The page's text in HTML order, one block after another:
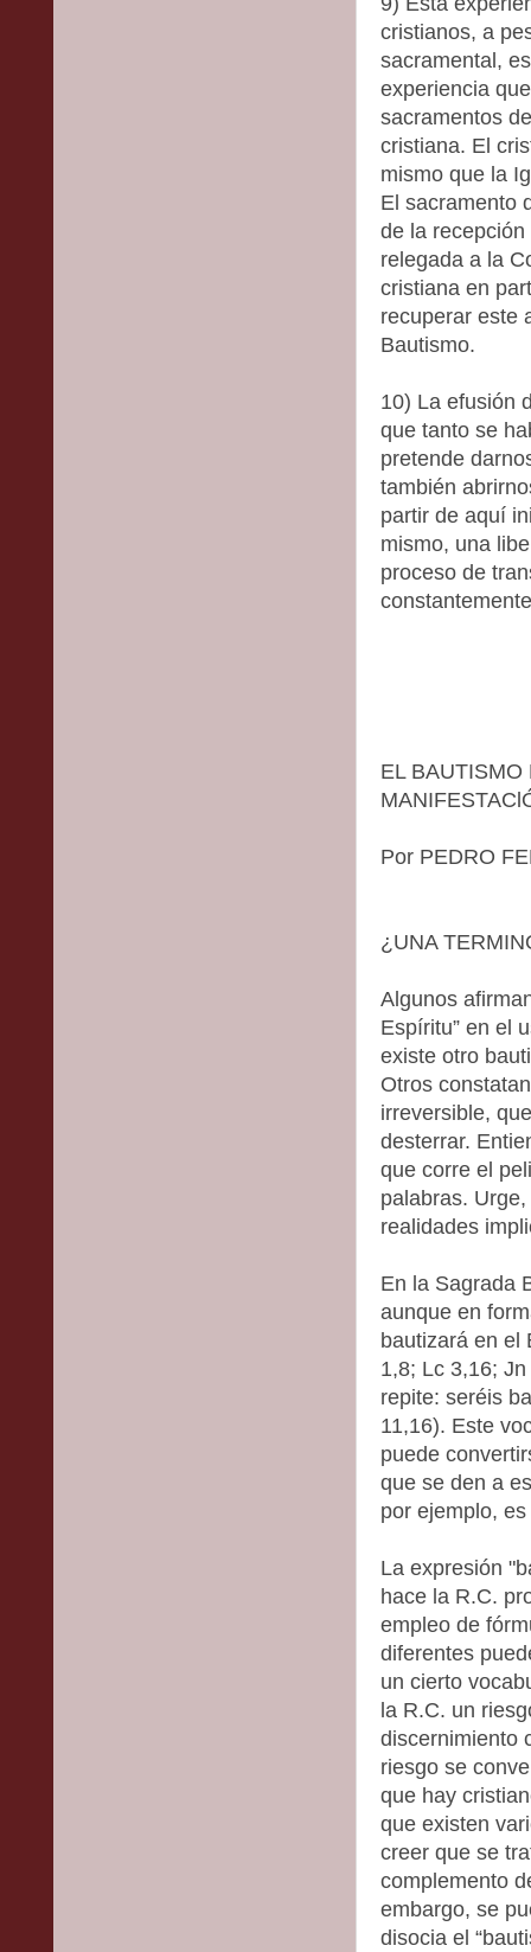
cristianos, a
sacramental,
experiencia
sacramentos
cristiana. El
mismo que la
El sacramento
de la
relegada a la
cristiana en
recuperar este
Bautismo.
10) La efusión
que tanto se
pretende
también
partir de aquí
mismo, una
proceso de
EL
Por PEDRO
¿UNA
Algunos
Espíritu” en el
existe otro
Otros
irreversible,
desterrar.
que corre el
palabras.
realidades
En la Sagrada
aunque en
bautizará en el
1,8; Lc 3,16;
repite: seréis
11,16). Este
puede
que se den a
por ejemplo,
La expresión
hace la R.C.
empleo de
diferentes
un cierto
la R.C. un
discernimiento
riesgo se
que hay
que existen
creer que se
complemento
embargo, se
disocia el